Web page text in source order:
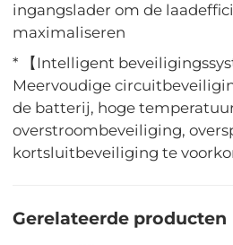
ingangslader om de
maximaliseren
* 【Intelligent
Meervoudige
de batterij, hoge
overstroombeveiliging,
kortsluitbeveiliging te
Gerelateerde producten